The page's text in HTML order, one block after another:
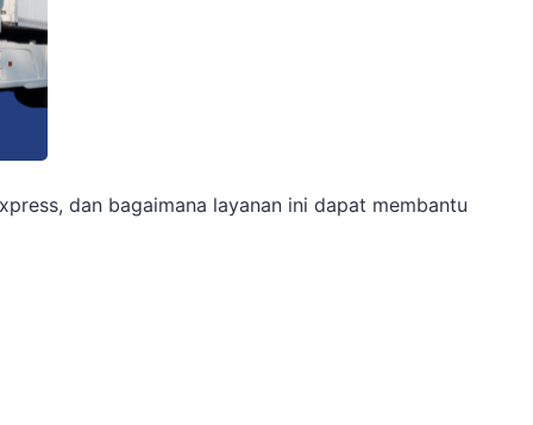
dan bagaimana layanan ini dapat membantu